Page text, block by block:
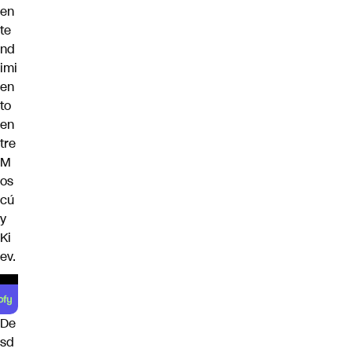
en
te
nd
imi
en
to
en
tre
M
os
cú
y
Ki
ev.
De
sd